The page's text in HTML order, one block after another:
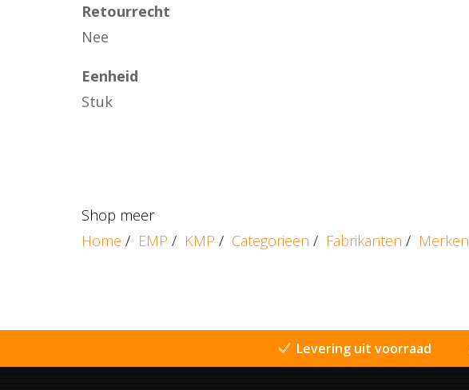
Retourrecht
Nee
Eenheid
Stuk
Shop meer
Home / EMP / KMP / Categorieën / Fabrikanten / Merken
Levering uit voorraad